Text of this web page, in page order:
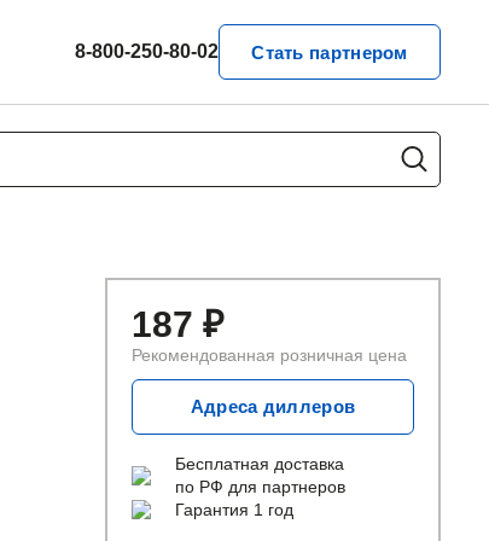
8-800-250-80-02 Стать партнером
187 ₽
Рекомендованная розничная цена
Адреса диллеров
Бесплатная доставка
по РФ для партнеров
Гарантия 1 год